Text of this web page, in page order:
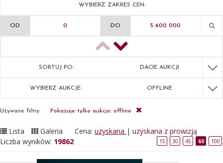
WYBIERZ ZAKRES CEN:
OD DO
SORTUJ PO: DACIE AUKCJI
WYBIERZ AUKCJE: OFFLINE
Używane filtry: Pokazuje tylko aukcje: offline
Lista Galeria Cena: uzyskana | uzyskana z prowizją
Liczba wyników: 19862 15 30 45 60 100